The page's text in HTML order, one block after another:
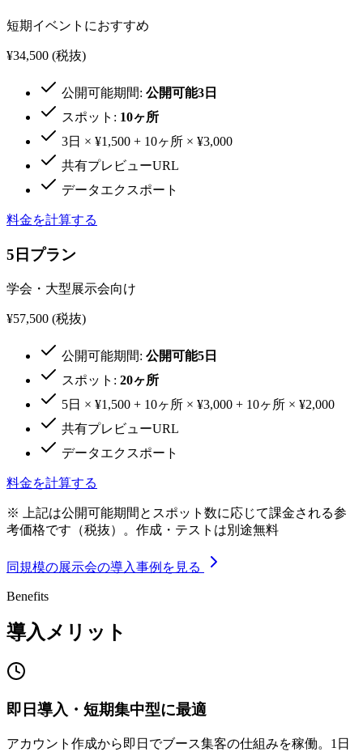
短期イベントにおすすめ
¥34,500 (税抜)
公開可能期間: 公開可能3日
スポット: 10ヶ所
3日 × ¥1,500 + 10ヶ所 × ¥3,000
共有プレビューURL
データエクスポート
料金を計算する
5日プラン
学会・大型展示会向け
¥57,500 (税抜)
公開可能期間: 公開可能5日
スポット: 20ヶ所
5日 × ¥1,500 + 10ヶ所 × ¥3,000 + 10ヶ所 × ¥2,000
共有プレビューURL
データエクスポート
料金を計算する
※ 上記は公開可能期間とスポット数に応じて課金される参
考価格です（税抜）。作成・テストは別途無料
同規模の展示会の導入事例を見る
Benefits
導入メリット
即日導入・短期集中型に最適
アカウント作成から即日でブース集客の仕組みを稼働。1日